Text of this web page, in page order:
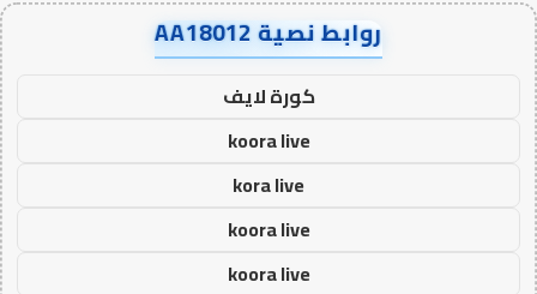
روابط نصية AA18012
كورة لايف
koora live
kora live
koora live
koora live